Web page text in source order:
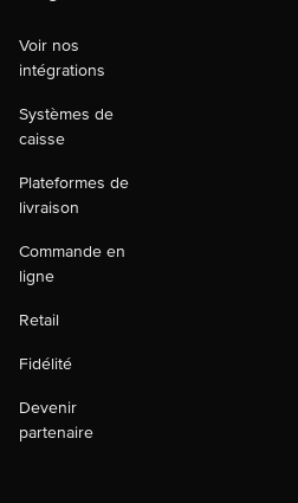
Voir nos
intégrations
Systèmes de
caisse
Plateformes de
livraison
Commande en
ligne
Retail
Fidélité
Devenir
partenaire